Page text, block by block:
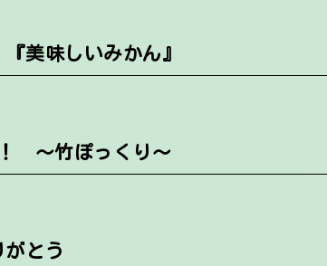
美味しいみかん』
～竹ぽっくり～
がとう